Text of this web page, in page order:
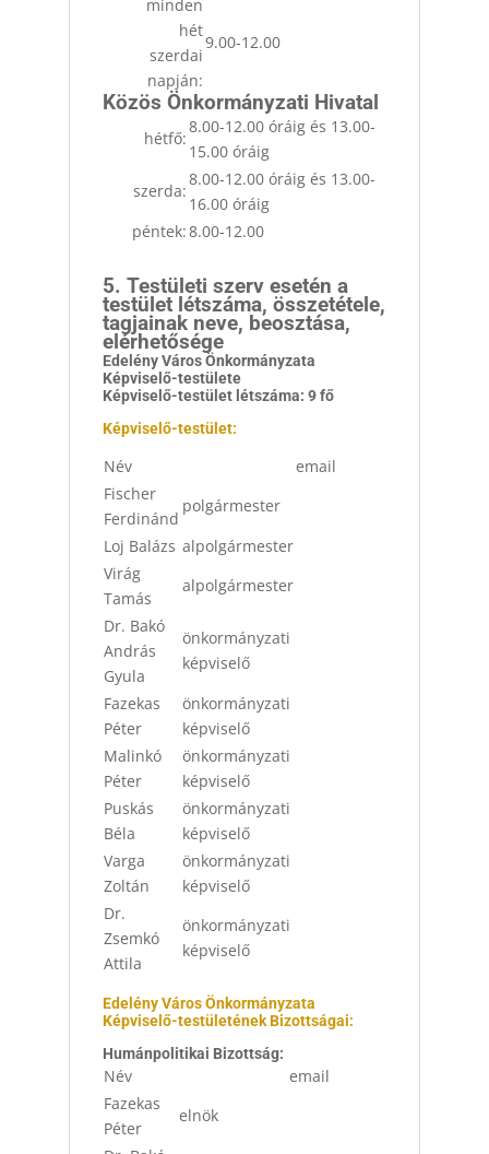
minden
hét
szerdai
napján:
9.00-12.00
Közös Önkormányzati Hivatal
hétfő:
8.00-12.00 óráig és 13.00-
15.00 óráig
szerda:
8.00-12.00 óráig és 13.00-
16.00 óráig
péntek:8.00-12.00
5. Testületi szerv esetén a
testület létszáma, összetétele,
tagjainak neve, beosztása,
elérhetősége
Edelény Város Önkormányzata
Képviselő-testülete
Képviselő-testület létszáma: 9 fő
Képviselő-testület:
Név
email
Fischer
Ferdinánd
polgármester
Loj Balázs alpolgármester
Virág
Tamás
alpolgármester
Dr. Bakó
András
Gyula
önkormányzati
képviselő
Fazekas
Péter
önkormányzati
képviselő
Malinkó
Péter
önkormányzati
képviselő
Puskás
Béla
önkormányzati
képviselő
Varga
Zoltán
önkormányzati
képviselő
Dr.
Zsemkó
Attila
önkormányzati
képviselő
Edelény Város Önkormányzata
Képviselő-testületének Bizottságai:
Humánpolitikai Bizottság:
Név
email
Fazekas
Péter
elnök